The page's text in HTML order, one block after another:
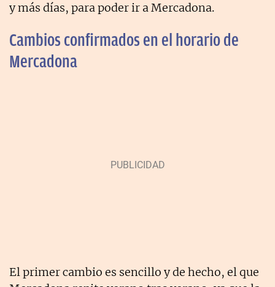
y más días, para poder ir a Mercadona.
Cambios confirmados en el horario de
Mercadona
El primer cambio es sencillo y de hecho, el que